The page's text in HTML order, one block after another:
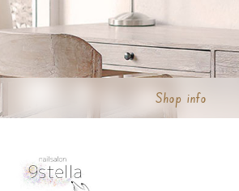
Shop info